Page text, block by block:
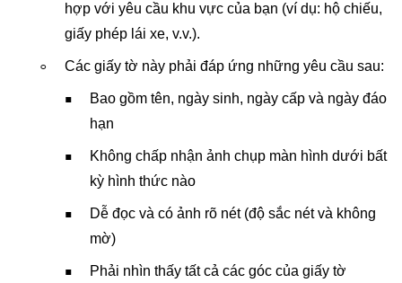
hợp với yêu cầu khu vực của bạn (ví dụ: hộ chiếu,
giấy phép lái xe, v.v.).
Các giấy tờ này phải đáp ứng những yêu cầu sau:
Bao gồm tên, ngày sinh, ngày cấp và ngày đáo
hạn
Không chấp nhận ảnh chụp màn hình dưới bất
kỳ hình thức nào
Dễ đọc và có ảnh rõ nét (độ sắc nét và không
mờ)
Phải nhìn thấy tất cả các góc của giấy tờ